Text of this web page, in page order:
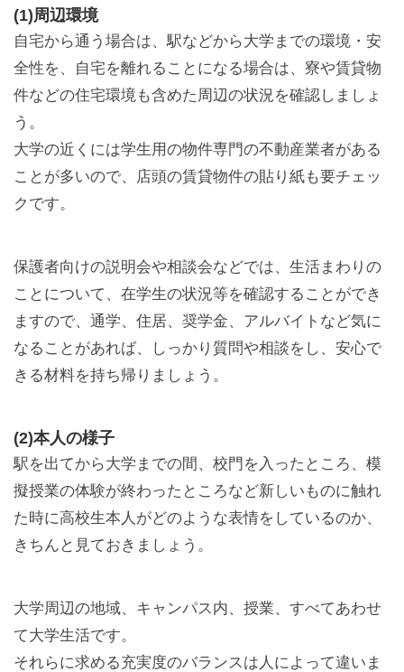
(1)周辺環境
自宅から通う場合は、駅などから大学までの環境・安
全性を、自宅を離れることになる場合は、寮や賃貸物
件などの住宅環境も含めた周辺の状況を確認しましょ
う。
大学の近くには学生用の物件専門の不動産業者がある
ことが多いので、店頭の賃貸物件の貼り紙も要チェッ
クです。
保護者向けの説明会や相談会などでは、生活まわりの
ことについて、在学生の状況等を確認することができ
ますので、通学、住居、奨学金、アルバイトなど気に
なることがあれば、しっかり質問や相談をし、安心で
きる材料を持ち帰りましょう。
(2)本人の様子
駅を出てから大学までの間、校門を入ったところ、模
擬授業の体験が終わったところなど新しいものに触れ
た時に高校生本人がどのような表情をしているのか、
きちんと見ておきましょう。
大学周辺の地域、キャンパス内、授業、すべてあわせ
て大学生活です。
それらに求める充実度のバランスは人によって違いま